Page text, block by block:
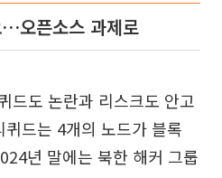
오픈소스 과제로
드도 논란과 리스크도 안고
드는 4개의 노드가 블록
년 말에는 북한 해커 그룹